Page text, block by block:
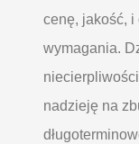
cenę, jakość, i
wymagania.
nadzieję na